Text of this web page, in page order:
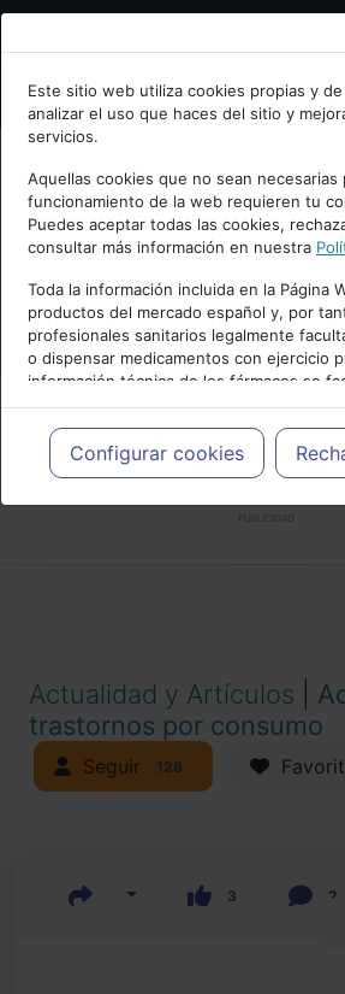
Bienvenid@ a
Escribe tu Email
Accede o regístrate con tu email.
Este sitio web utiliza cookies propias y
analizar el uso que haces del sitio y
servicios.
Aquellas cookies que no sean necesarias
funcionamiento de la web requieren tu
Puedes aceptar todas las cookies,
consultar más información en nuestra
Toda la información incluida en la Página
productos del mercado español y, por
profesionales sanitarios legalmente
o dispensar medicamentos con ejercicio
información técnica de los fármacos se
meramente informativo, siendo
profesionales facultados prescribir
cada caso concreto, el tratamiento más
necesidades del paciente.
Configurar cookies
Actualidad y Artículos
trastornos por consumo
Seguir 128
3 2